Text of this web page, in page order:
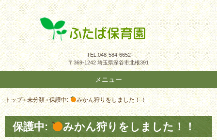
TEL.048-584-6652
〒369-1242 埼玉県深谷市北根391
メニュー
コ
ン
テ
ン
ツ
トップ › 未分類 › 保護中: みかん狩りをしました！！
保護中: みかん狩りをしました！！